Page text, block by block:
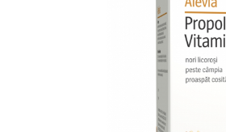
SUPLIMENTE STOMAC- DIGESTIE-
CREME CORP-MASAJ-MAINI -